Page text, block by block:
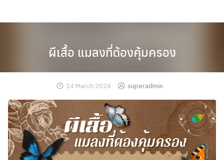
to
ผีเสื้อ แมลงที่ต้องคุ้มครอง
14 March 2024 superadmin